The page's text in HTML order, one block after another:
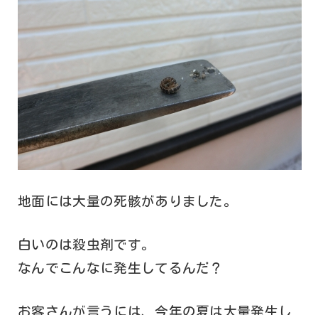
地面には大量の死骸がありました。
白いのは殺虫剤です。
なんでこんなに発生してるんだ？
お客さんが言うには、今年の夏は大量発生し